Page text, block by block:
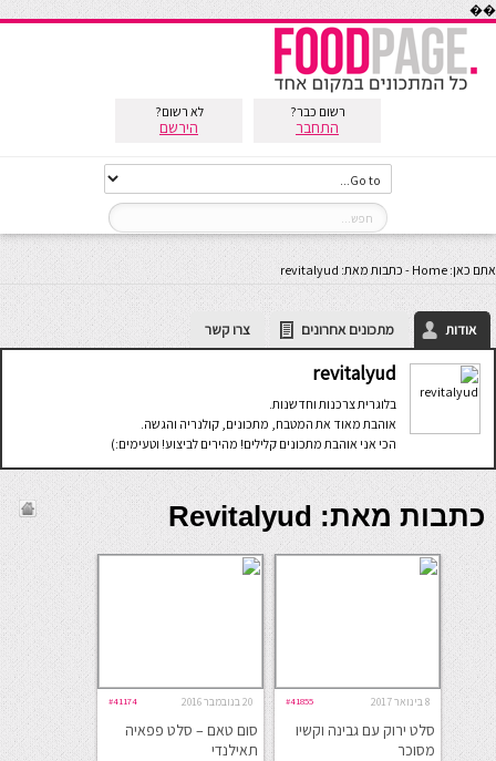
��
רשום כבר?
התחבר
לא רשום?
הירשם
אתם כאן: Home
- כתבות מאת: revitalyud
אודות מתכונים אחרונים צרו קשר
revitalyud
בלוגרית צרכנות וחדשנות.
אוהבת מאוד את המטבח, מתכונים, קולנריה והגשה.
הכי אני אוהבת מתכונים קלילים! מהירים לביצוע! וטעימים:)
כתבות מאת: Revitalyud
8 בינואר 2017 #41855
סלט ירוק עם גבינה וקשיו
מסוכר
20 בנובמבר 2016 #41174
סום טאם – סלט פפאיה
תאילנדי